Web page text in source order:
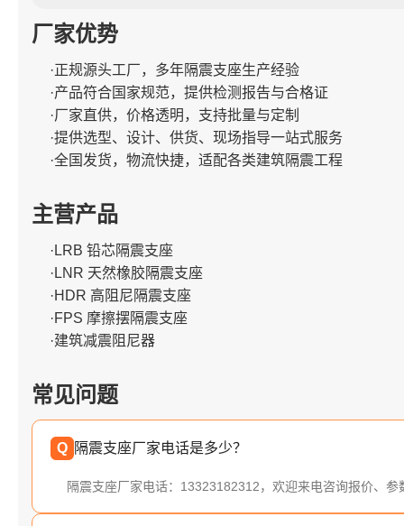
厂家优势
·正规源头工厂，多年隔震支座生产经验
·产品符合国家规范，提供检测报告与合格证
·厂家直供，价格透明，支持批量与定制
·提供选型、设计、供货、现场指导一站式服务
·全国发货，物流快捷，适配各类建筑隔震工程
主营产品
·LRB 铅芯隔震支座
·LNR 天然橡胶隔震支座
·HDR 高阻尼隔震支座
·FPS 摩擦摆隔震支座
·建筑减震阻尼器
常见问题
Q 隔震支座厂家电话是多少？
隔震支座厂家电话：13323182312，欢迎来电咨询报价、参